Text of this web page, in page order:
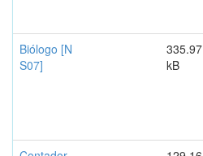
Biólogo [N
S07]
335.97
kB